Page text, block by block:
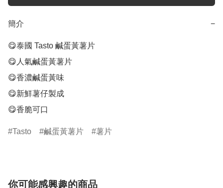
簡介 −
😋泰國 Tasto 鹹蛋黃薯片
😋人氣鹹蛋黃薯片
😋香濃鹹蛋黃味
😋新鮮薯仔製成
😋香脆可口
Tasto 鹹蛋黃薯片 薯片
你可能感興趣的商品